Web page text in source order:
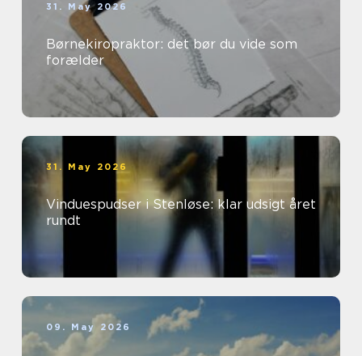
31. May 2026
Børnekiropraktor: det bør du vide som
forælder
31. May 2026
Vinduespudser i Stenløse: klar udsigt året
rundt
09. May 2026